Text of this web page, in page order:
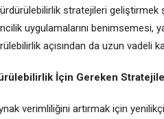
stratejileri geliştirmek
uygulamalarını benimsemesi,
açısından da uzun vadeli
İçin Gereken
verimliliğini artırmak için